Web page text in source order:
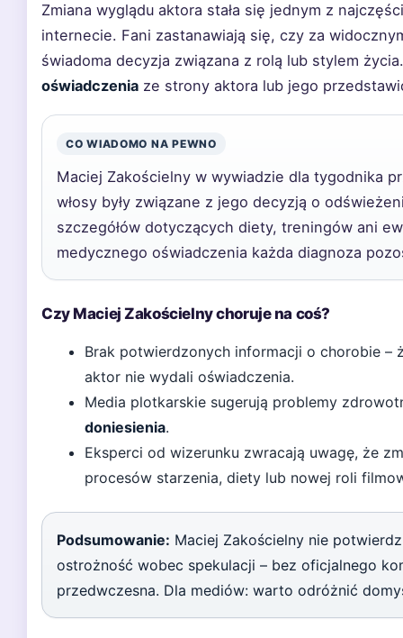
Zmiana wyglądu aktora stała się jednym z
internecie. Fani zastanawiają się, czy za
świadoma decyzja związana z rolą lub stylem
oświadczenia ze strony aktora lub jego
CO WIADOMO NA PEWNO
Maciej Zakościelny w wywiadzie dla tygodnika
włosy były związane z jego decyzją o
szczegółów dotyczących diety, treningów ani
medycznego oświadczenia każda diagnoza
Czy Maciej Zakościelny choruje na coś?
Brak potwierdzonych informacji o chorobie –
aktor nie wydali oświadczenia.
Media plotkarskie sugerują problemy
doniesienia.
Eksperci od wizerunku zwracają uwagę, że
procesów starzenia, diety lub nowej roli
Podsumowanie: Maciej Zakościelny nie
ostrożność wobec spekulacji – bez oficjalnego
przedwczesna. Dla mediów: warto odróżnić